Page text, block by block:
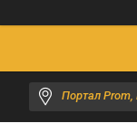
Портал Prom,